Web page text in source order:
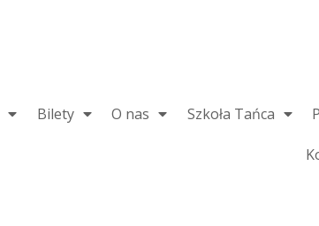
Bilety O nas Szkoła Tańca